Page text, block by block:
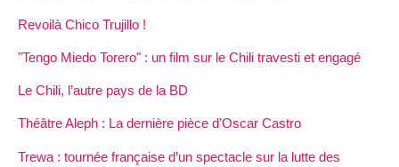
Revoilà Chico Trujillo !
"Tengo Miedo Torero" : un film sur le Chili travesti et engagé
Le Chili, l’autre pays de la BD
Théâtre Aleph : La dernière pièce d’Oscar Castro
Trewa : tournée française d’un spectacle sur la lutte des